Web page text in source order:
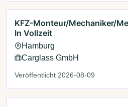
KFZ-Monteur/Mechaniker/
In Vollzeit
Hamburg
Carglass GmbH
Veröffentlicht 2026-08-09